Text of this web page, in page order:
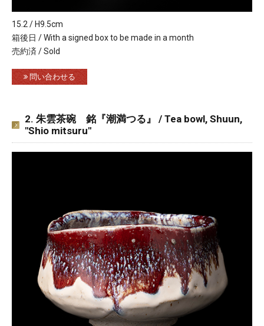
15.2 / H9.5cm
箱後日 / With a signed box to be made in a month
売約済 / Sold
問い合わせる
2. 朱雲茶碗 銘『潮満つる』 / Tea bowl, Shuun,
"Shio mitsuru"